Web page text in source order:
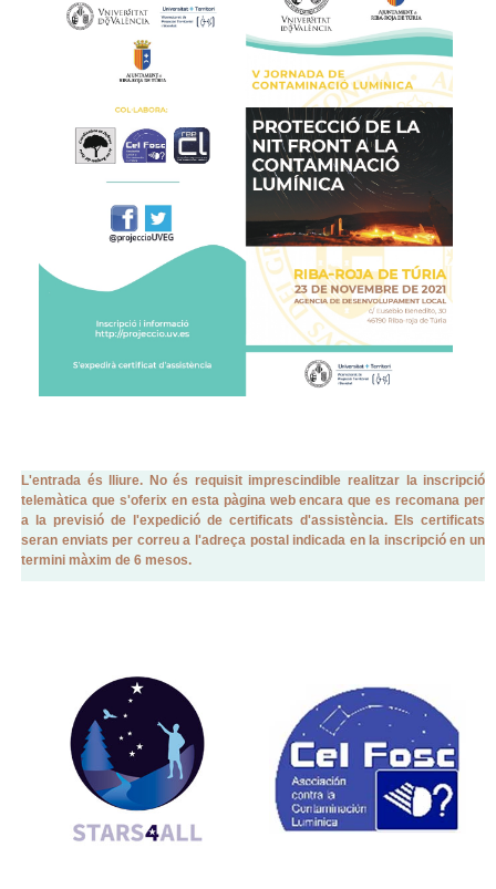
L'entrada és lliure. No és requisit imprescindible realitzar la inscripció
telemàtica que s'oferix en esta pàgina web encara que es recomana per
a la previsió de l'expedició de certificats d'assistència. Els certificats
seran enviats per correu a l'adreça postal indicada en la inscripció en un
termini màxim de 6 mesos.